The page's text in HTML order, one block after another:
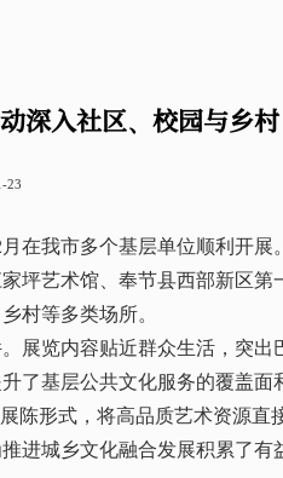
深入社区、校园与乡村
23
在我市多个基层单位顺利开展
坪艺术馆、奉节县西部新区第
村等多类场所。
展览内容贴近群众生活，突出
了基层公共文化服务的覆盖面
陈形式，将高品质艺术资源直
进城乡文化融合发展积累了有